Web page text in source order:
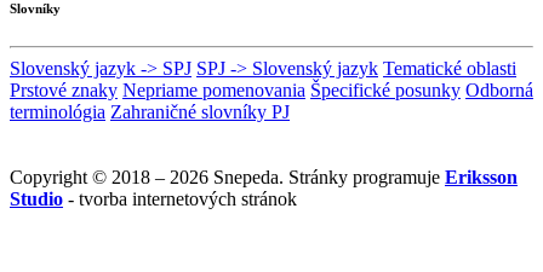
Slovníky
Slovenský jazyk -> SPJ SPJ -> Slovenský jazyk Tematické oblasti
Prstové znaky Nepriame pomenovania Špecifické posunky Odborná
terminológia Zahraničné slovníky PJ
Copyright © 2018 – 2026 Snepeda. Stránky programuje Eriksson
Studio - tvorba internetových stránok